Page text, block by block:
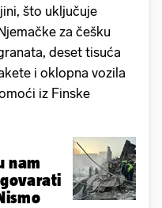
što uključuje
za češku
deset tisuća
i oklopna vozila
iz Finske
nam